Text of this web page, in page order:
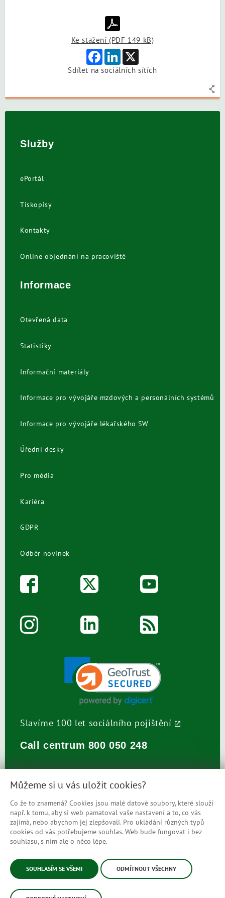
Ke stažení (PDF 149 kB)
FacebookLinkedIn
Sdílet na sociálních sítích
Služby
ePortál
Tiskopisy
Kontakty
Online objednání na pracoviště
Informace
Otevřená data
Statistiky
Informační materiály
Informace pro vývojáře mzdových a personálních systémů
Informace pro vývojáře lékařského SW
Úřední desky
Pro média
Kariéra
GDPR
Odběr novinek
Slavíme 100 let sociálního pojištění
Call centrum 800 050 248
Prohlášení o přístupnosti
Mapa stránek
© Česká správa sociálního zabezpečení
Můžeme si u vás uložit cookies?
Co že to znamená? Cookies jsou malé datové soubory, které slouží
např. k tomu, aby si web pamatoval vaše nastavení a to, co vás
zajímá, nebo abychom jej zlepšovali. Pro ukládání různých typů
cookies od vás potřebujeme souhlas. Web bude fungovat i bez
souhlasu, s ním ale o něco lépe.
SOUHLASÍM SE VŠEMI ODMÍTNOUT VŠECHNY